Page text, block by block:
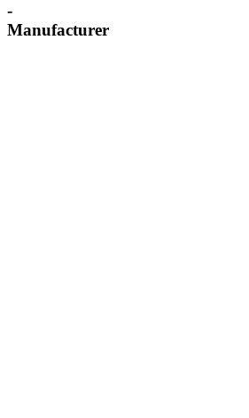
-
Manufacturer